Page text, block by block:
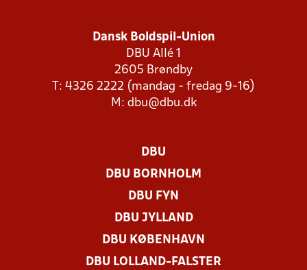
Dansk Boldspil-Union
DBU Allé 1
2605 Brøndby
T: 4326 2222 (mandag - fredag 9-16)
M: dbu@dbu.dk
DBU
DBU BORNHOLM
DBU FYN
DBU JYLLAND
DBU KØBENHAVN
DBU LOLLAND-FALSTER